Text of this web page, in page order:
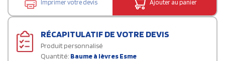
Imprimer votre devis Ajouter au panier
RÉCAPITULATIF DE VOTRE DEVIS
Produit personnalisé
Quantité: Baume à lèvres Esme